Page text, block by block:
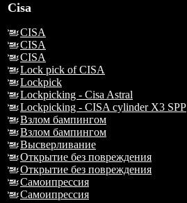
Cisa
CISA
CISA
CISA
Lock pick of CISA
Lockpick
Lockpicking - Cisa Astral
Lockpicking - CISA cylinder X3 SPP
Взлом бампингом
Взлом бампингом
Высверливание
Открытие без повреждения
Открытие без повреждения
Самоипрессия
Самоипрессия